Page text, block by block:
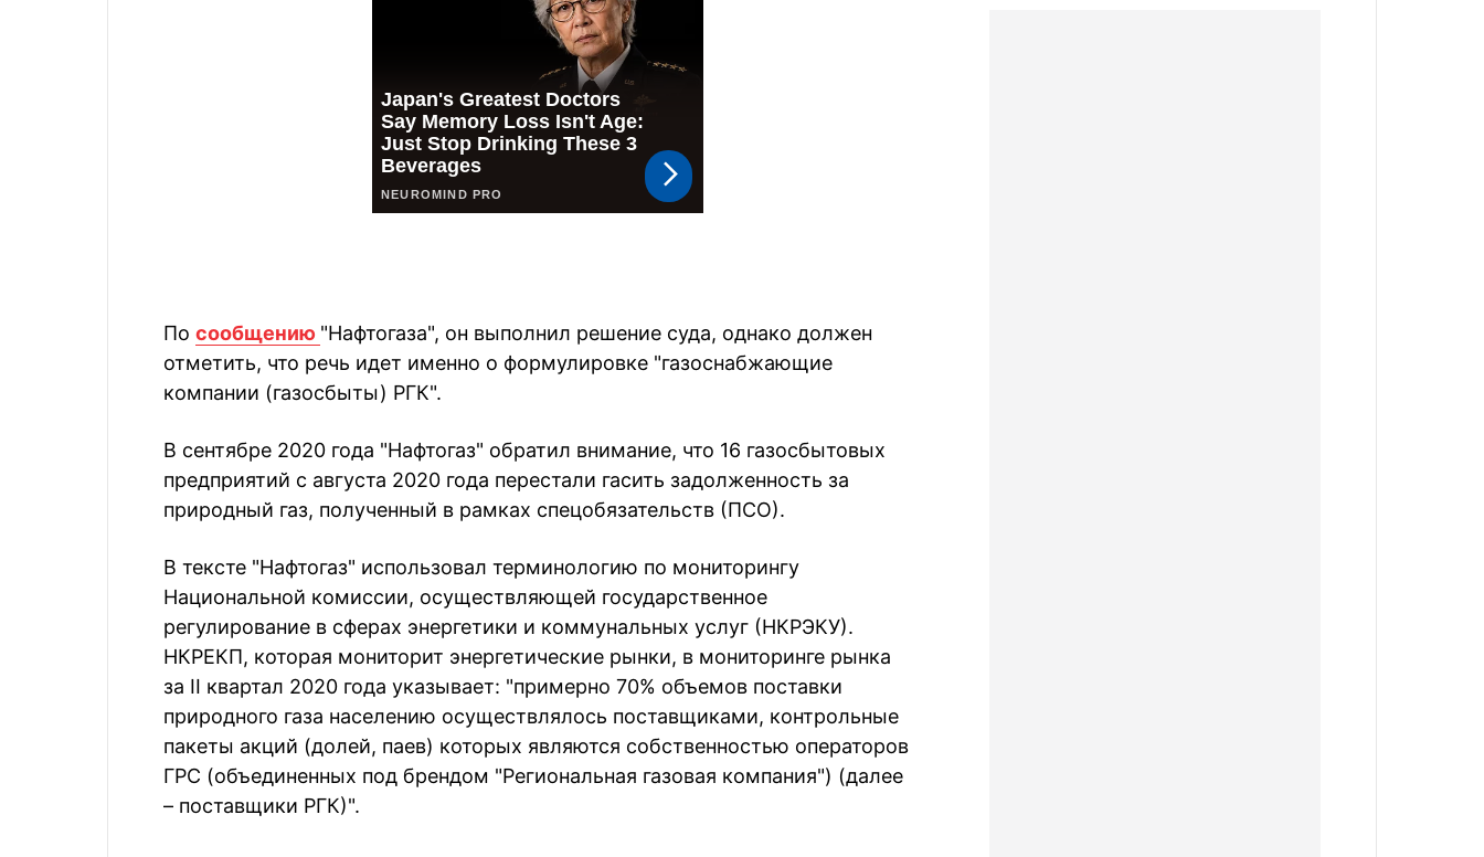
По сообщению "Нафтогаза", он выполнил решение суда, однако должен
отметить, что речь идет именно о формулировке "газоснабжающие
компании (газосбыты) РГК".
В сентябре 2020 года "Нафтогаз" обратил внимание, что 16 газосбытовых
предприятий с августа 2020 года перестали гасить задолженность за
природный газ, полученный в рамках спецобязательств (ПСО).
В тексте "Нафтогаз" использовал терминологию по мониторингу
Национальной комиссии, осуществляющей государственное
регулирование в сферах энергетики и коммунальных услуг (НКРЭКУ).
НКРЕКП, которая мониторит энергетические рынки, в мониторинге рынка
за II квартал 2020 года указывает: "примерно 70% объемов поставки
природного газа населению осуществлялось поставщиками, контрольные
пакеты акций (долей, паев) которых являются собственностью операторов
ГРС (объединенных под брендом "Региональная газовая компания") (далее
– поставщики РГК)".